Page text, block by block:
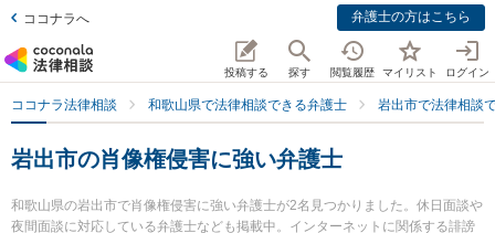
ココナラへ 弁護士の方はこちら
投稿する 探す 閲覧履歴 マイリスト ログイン
ココナラ法律相談 和歌山県で法律相談できる弁護士 岩出市で法律相談
岩出市の肖像権侵害に強い弁護士
和歌山県の岩出市で肖像権侵害に強い弁護士が2名見つかりました。休日面談や
夜間面談に対応している弁護士なども掲載中。インターネットに関係する誹謗